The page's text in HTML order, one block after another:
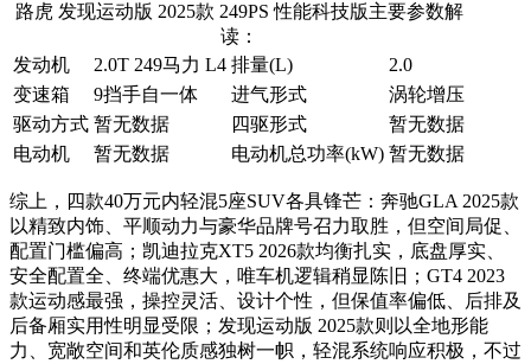
路虎 发现运动版 2025款 249PS 性能科技版主要参数解
读：
发动机
2.0T 249马力 L4 排量(L)
2.0
变速箱
9挡手自一体 进气形式
涡轮增压
驱动方式 暂无数据 四驱形式
暂无数据
电动机
暂无数据 电动机总功率(kW) 暂无数据
综上，四款40万元内轻混5座SUV各具锋芒：奔驰GLA 2025款
以精致内饰、平顺动力与豪华品牌号召力取胜，但空间局促、
配置门槛偏高；凯迪拉克XT5 2026款均衡扎实，底盘厚实、
安全配置全、终端优惠大，唯车机逻辑稍显陈旧；GT4 2023
款运动感最强，操控灵活、设计个性，但保值率偏低、后排及
后备厢实用性明显受限；发现运动版 2025款则以全地形能
力、宽敞空间和英伦质感独树一帜，轻混系统响应积极，不过